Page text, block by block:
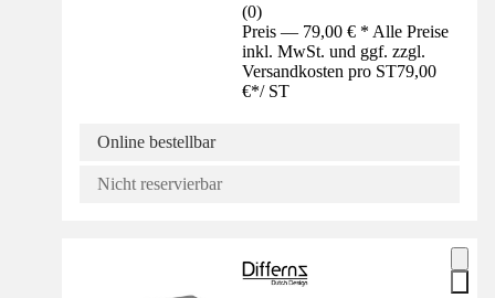
(0)
Preis — 79,00 € * Alle Preise
inkl. MwSt. und ggf. zzgl.
Versandkosten pro ST79,00
€*/ ST
Online bestellbar
Nicht reservierbar